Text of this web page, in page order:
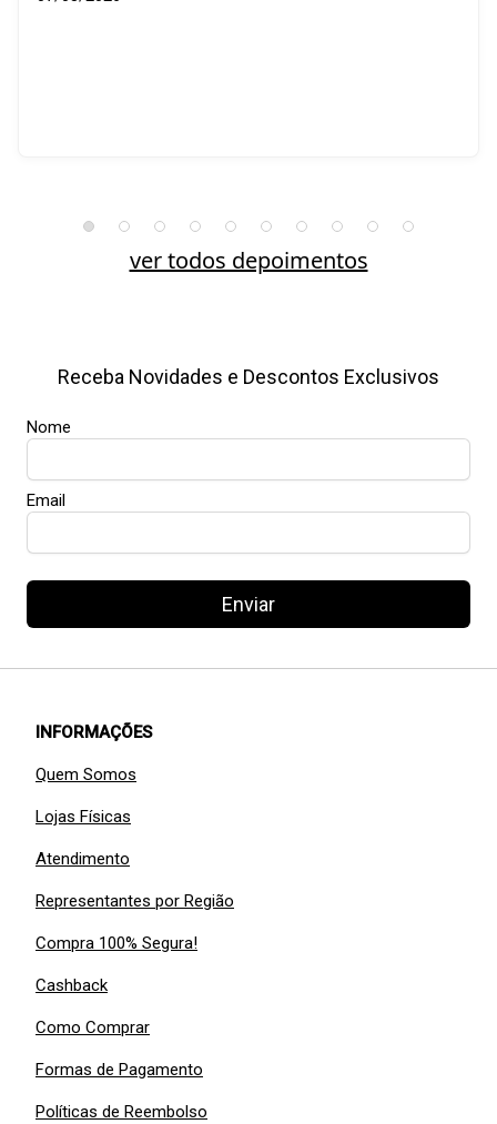
ver todos depoimentos
Receba Novidades e Descontos Exclusivos
Nome
Email
Enviar
INFORMAÇÕES
Quem Somos
Lojas Físicas
Atendimento
Representantes por Região
Compra 100% Segura!
Cashback
Como Comprar
Formas de Pagamento
Políticas de Reembolso